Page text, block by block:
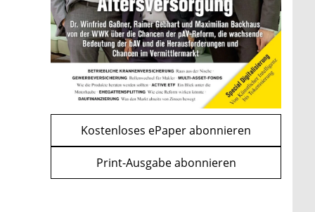
WEITERE ARTIKEL
zurückweiter
und CLARITY Act geben die
Richtung vor
mehr
Kostenloses ePaper abonnieren
Print-Ausgabe abonnieren